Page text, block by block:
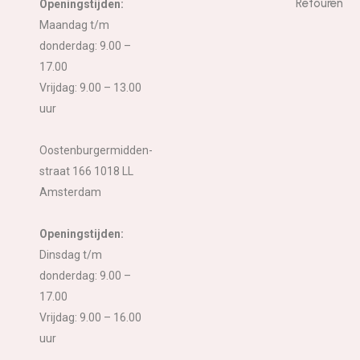
Openingstijden:
Maandag t/m
donderdag: 9.00 –
17.00
Vrijdag: 9.00 – 13.00
uur
Oostenburgermidden-
straat 166 1018 LL
Amsterdam
Openingstijden:
Dinsdag t/m
donderdag: 9.00 –
17.00
Vrijdag: 9.00 – 16.00
uur